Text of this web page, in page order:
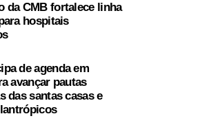
da CMB fortalece linha
hospitais
de agenda em
avançar pautas
das santas casas e